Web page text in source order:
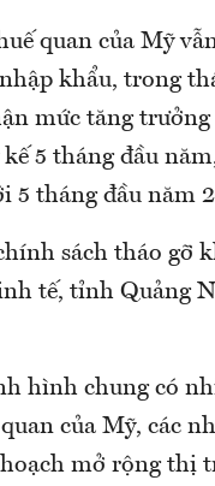
quan của Mỹ
khẩu, trong
mức tăng trưởng
5 tháng đầu
5 tháng đầu năm
sách tháo gỡ
tế, tỉnh Quảng
hình chung có
của Mỹ, các
mở rộng thị